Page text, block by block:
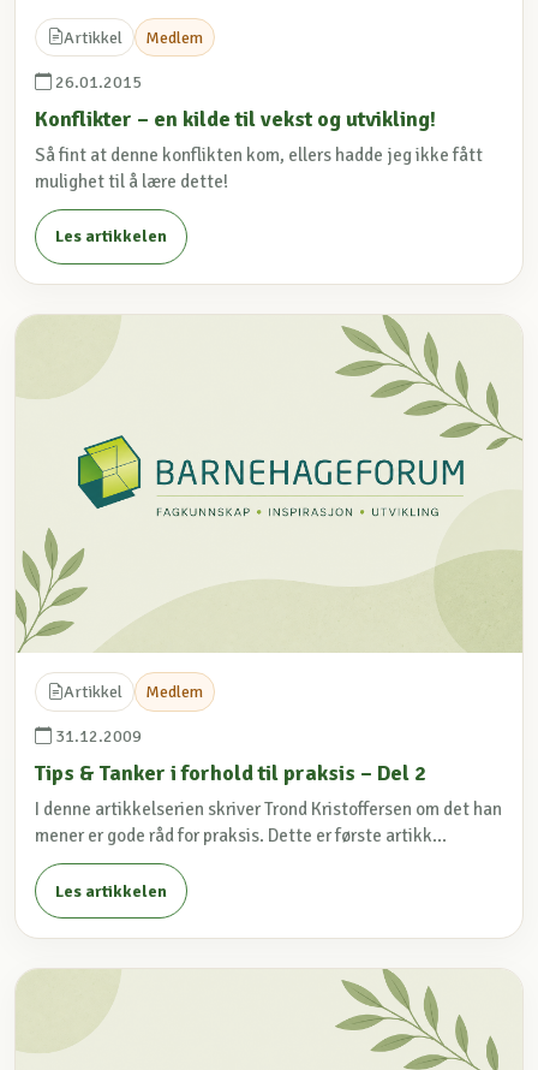
Artikkel Medlem
26.01.2015
Konflikter – en kilde til vekst og utvikling!
Så fint at denne konflikten kom, ellers hadde jeg ikke fått
mulighet til å lære dette!
Les artikkelen
Artikkel Medlem
31.12.2009
Tips & Tanker i forhold til praksis – Del 2
I denne artikkelserien skriver Trond Kristoffersen om det han
mener er gode råd for praksis. Dette er første artikk...
Les artikkelen